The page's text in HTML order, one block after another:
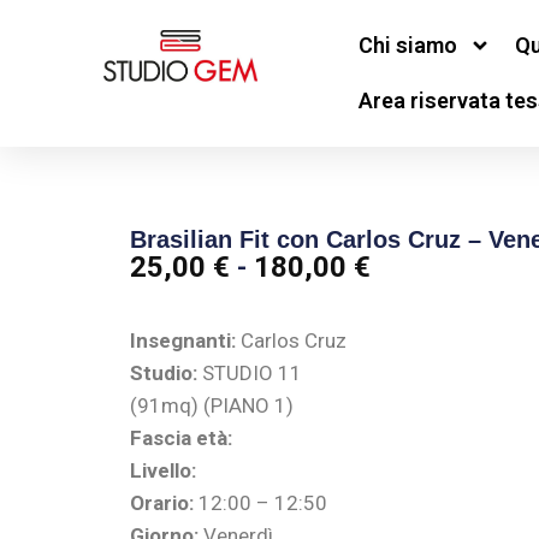
Chi siamo
Area riservata
Brasilian Fit con Carlos Cruz –
25,00 € - 180,00 €
Insegnanti:Carlos Cruz
Studio:STUDIO 11
(91mq) (PIANO 1)
Fascia età:
Livello:
Orario:12:00 – 12:50